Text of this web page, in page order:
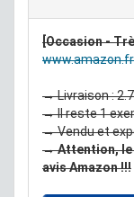
[Occasion -
→ Livraison :
→ Il reste 1
→ Vendu et
→ Attention, le
avis Amazon !!!